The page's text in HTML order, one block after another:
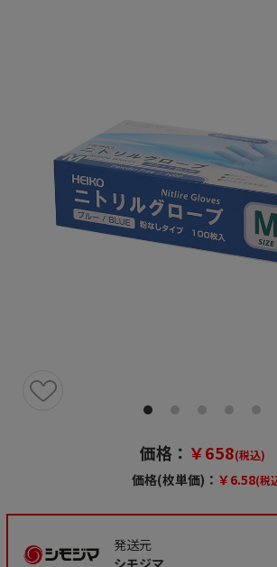
価格： ￥658(税込)
価格(枚単価)： ￥6.58(税
発送元